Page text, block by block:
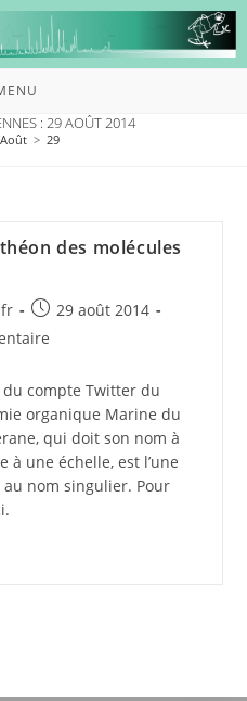
: 29 AOÛT 2014
Août > 29
des molécules
29 août 2014
compte Twitter du
organique Marine du
qui doit son nom à
une échelle, est l’une
nom singulier. Pour